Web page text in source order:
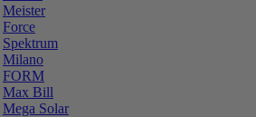
Meister
Force
Spektrum
Milano
FORM
Max Bill
Mega Solar